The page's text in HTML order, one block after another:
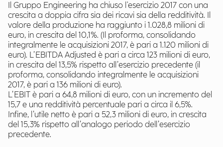
Il Gruppo Engineering ha chiuso l'esercizio 2017 con una
crescita a doppia cifra sia dei ricavi sia della redditività. Il
valore della produzione ha raggiunto i 1.028,8 milioni di
euro, in crescita del 10,1%. (Il proforma, consolidando
integralmente le acquisizioni 2017, è pari a 1.120 milioni di
euro). L’EBITDA Adjusted è pari a circa 123 milioni di euro,
in crescita del 13,5% rispetto all’esercizio precedente (il
proforma, consolidando integralmente le acquisizioni
2017, è pari a 136 milioni di euro).
L’EBIT è pari a 64,8 milioni di euro, con un incremento del
15,7 e una redditività percentuale pari a circa il 6,5%.
Infine, l’utile netto è pari a 52,3 milioni di euro, in crescita
del 15,3% rispetto all’analogo periodo dell’esercizio
precedente.